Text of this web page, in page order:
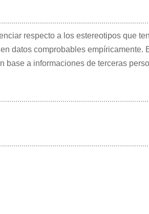
respecto a los estereotipos que
datos comprobables
base a informaciones de terceras